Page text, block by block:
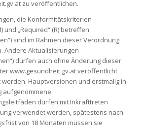
zu veröffentlichen.
die Konformitätskriterien
und „Required“ (R) betreffen
sind im Rahmen dieser Verordnung
Andere Aktualisierungen
dürfen auch ohne Änderung dieser
www.gesundheit.gv.at veröffentlicht
Hauptversionen und erstmalig in
aufgenommene
dürfen mit Inkrafttreten
verwendet werden, spätestens nach
von 18 Monaten müssen sie